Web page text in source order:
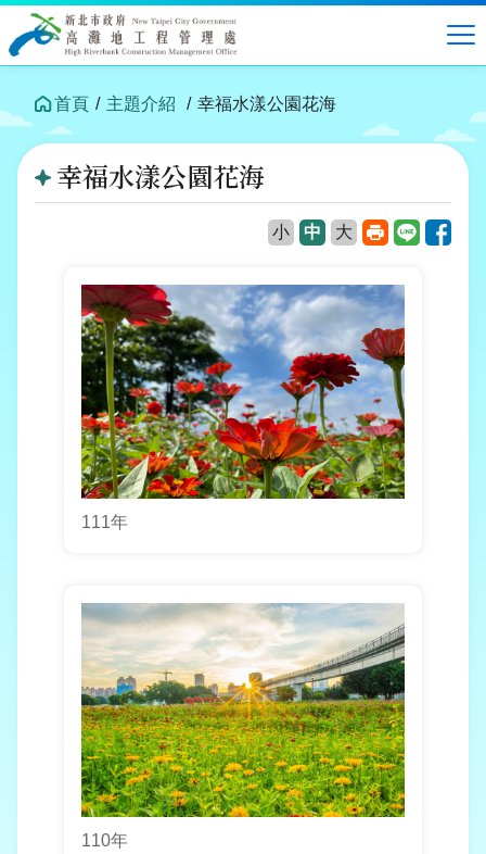
跳
中
容
首頁 主題介紹 幸福水漾公園花海
幸福水漾公園花海
小 中 大 列 Line
111年
110年